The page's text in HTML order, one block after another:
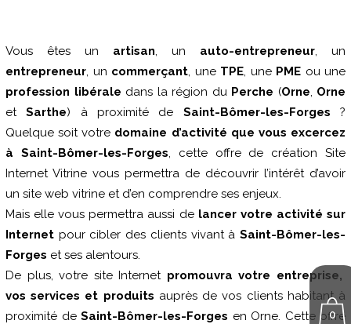
0
Vous êtes un artisan, un auto-entrepreneur, un
entrepreneur, un commerçant, une TPE, une PME ou une
profession libérale dans la région du Perche (Orne, Orne
etSarthe) à proximité de Saint-Bômer-les-Forges ?
Quelque soit votre domaine d’activité que vous excercez
à Saint-Bômer-les-Forges, cette offre de création Site
Internet Vitrine vous permettra de découvrir l’intérêt d’avoir
un site web vitrine et d’en comprendre ses enjeux.
Mais elle vous permettra aussi de lancer votre activité sur
Internet pour cibler des clients vivant à Saint-Bômer-les-
Forges et ses alentours.
De plus, votre site Internet promouvra votre entreprise,
vos services et produits auprès de vos clients habitant à
proximité de Saint-Bômer-les-Forges en Orne. Cette offre